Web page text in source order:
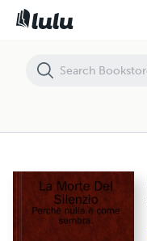
La morte del silenzio